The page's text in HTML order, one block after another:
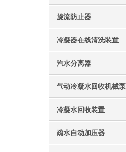
旋流防止器
冷凝器在线清洗装置
汽水分离器
气动冷凝水回收机械泵
冷凝水回收装置
疏水自动加压器